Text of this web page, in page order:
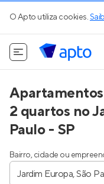
O Apto utiliza cookies.
2 quartos no
Paulo - SP
Bairro, cidade ou